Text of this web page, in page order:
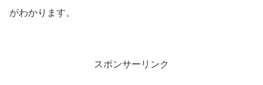
がわかります。
スポンサーリンク